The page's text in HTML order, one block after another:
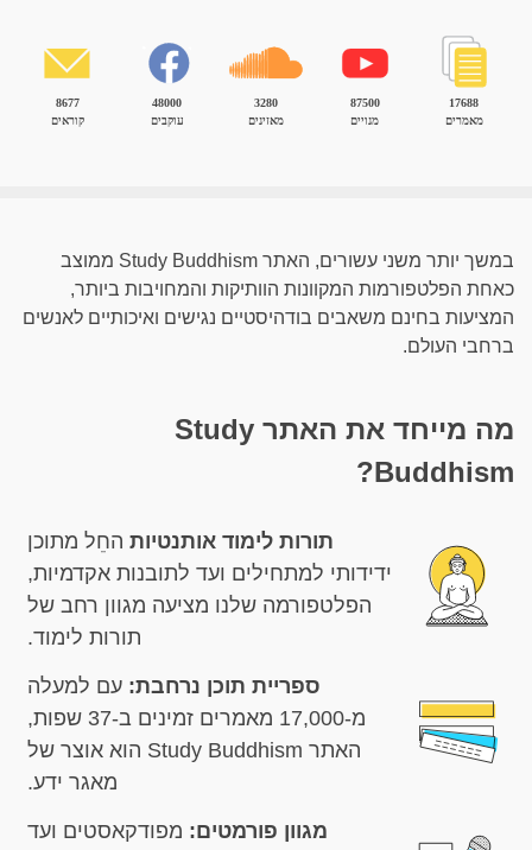
17688
מאמרים
87500
מנויים
3280
מאזינים
48000
עוקבים
8677
קוראים
במשך יותר משני עשורים, האתר Study Buddhism ממוצב
כאחת הפלטפורמות המקוונות הוותיקות והמחויבות ביותר,
המציעות בחינם משאבים בודהיסטיים נגישים ואיכותיים לאנשים
ברחבי העולם.
מה מייחד את האתר Study
Buddhism?
תורות לימוד אותנטיות החֵל מתוכן
ידידותי למתחילים ועד לתובנות אקדמיות,
הפלטפורמה שלנו מציעה מגוון רחב של
תורות לימוד.
ספריית תוכן נרחבת: עם למעלה
מ-17,000 מאמרים זמינים ב-37 שפות,
האתר Study Buddhism הוא אוצר של
מאגר ידע.
מגוון פורמטים: מפודקאסטים ועד